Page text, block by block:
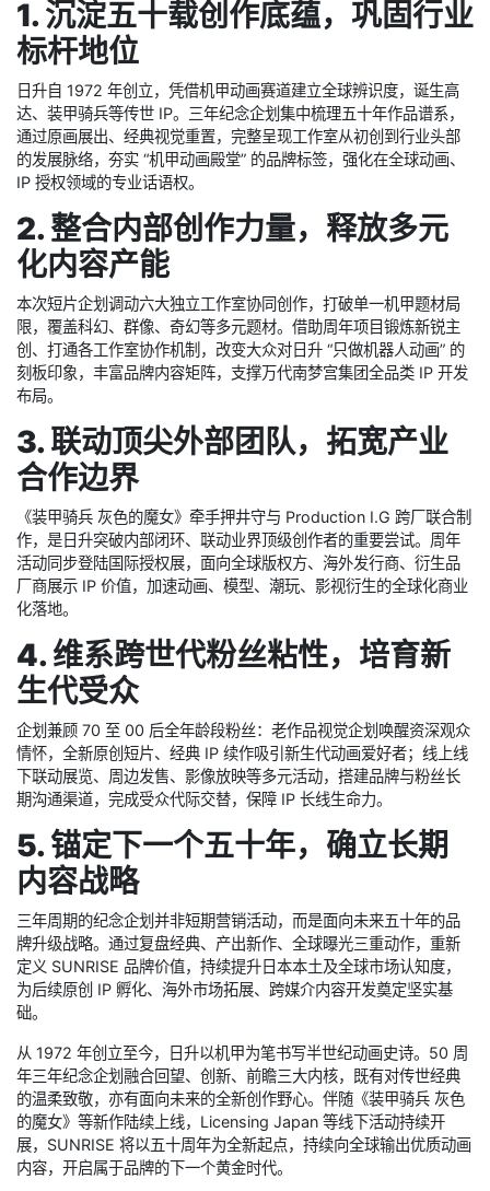
一部剧场版锁定 2026 年 11 月 20 日在日本院线正式
上映，为机甲爱好者奉上史诗级续作。
二、本次纪念企划对日升品牌
发展深层意义
1. 沉淀五十载创作底蕴，巩固行业
标杆地位
日升自 1972 年创立，凭借机甲动画赛道建立全球辨识度，诞生高
达、装甲骑兵等传世 IP。三年纪念企划集中梳理五十年作品谱系，
通过原画展出、经典视觉重置，完整呈现工作室从初创到行业头部
的发展脉络，夯实 “机甲动画殿堂” 的品牌标签，强化在全球动画、
IP 授权领域的专业话语权。
2. 整合内部创作力量，释放多元
化内容产能
本次短片企划调动六大独立工作室协同创作，打破单一机甲题材局
限，覆盖科幻、群像、奇幻等多元题材。借助周年项目锻炼新锐主
创、打通各工作室协作机制，改变大众对日升 “只做机器人动画” 的
刻板印象，丰富品牌内容矩阵，支撑万代南梦宫集团全品类 IP 开发
布局。
3. 联动顶尖外部团队，拓宽产业
合作边界
《装甲骑兵 灰色的魔女》牵手押井守与 Production I.G 跨厂联合制
作，是日升突破内部闭环、联动业界顶级创作者的重要尝试。周年
活动同步登陆国际授权展，面向全球版权方、海外发行商、衍生品
厂商展示 IP 价值，加速动画、模型、潮玩、影视衍生的全球化商业
化落地。
4. 维系跨世代粉丝粘性，培育新
生代受众
企划兼顾 70 至 00 后全年龄段粉丝：老作品视觉企划唤醒资深观众
情怀，全新原创短片、经典 IP 续作吸引新生代动画爱好者；线上线
下联动展览、周边发售、影像放映等多元活动，搭建品牌与粉丝长
期沟通渠道，完成受众代际交替，保障 IP 长线生命力。
5. 锚定下一个五十年，确立长期
内容战略
三年周期的纪念企划并非短期营销活动，而是面向未来五十年的品
牌升级战略。通过复盘经典、产出新作、全球曝光三重动作，重新
定义 SUNRISE 品牌价值，持续提升日本本土及全球市场认知度，
为后续原创 IP 孵化、海外市场拓展、跨媒介内容开发奠定坚实基
础。